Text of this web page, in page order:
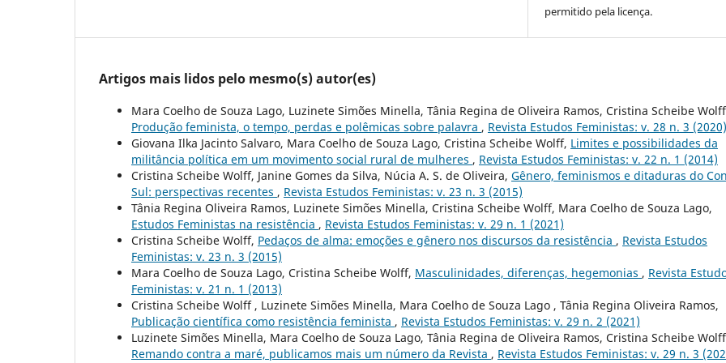
permitido pela licença.
Artigos mais lidos pelo mesmo(s) autor(es)
Mara Coelho de Souza Lago, Luzinete Simões Minella, Tânia Regina de Oliveira Ramos, Cristina Scheibe
Produção feminista, o tempo, perdas e polêmicas sobre palavra , Revista Estudos Feministas: v. 28 n. 3 (2020)
Giovana Ilka Jacinto Salvaro, Mara Coelho de Souza Lago, Cristina Scheibe Wolff, Limites e possibilidades da
militância política em um movimento social rural de mulheres , Revista Estudos Feministas: v. 22 n. 1 (2014)
Cristina Scheibe Wolff, Janine Gomes da Silva, Núcia A. S. de Oliveira, Gênero, feminismos e ditaduras do
Sul: perspectivas recentes , Revista Estudos Feministas: v. 23 n. 3 (2015)
Tânia Regina Oliveira Ramos, Luzinete Simões Minella, Cristina Scheibe Wolff, Mara Coelho de Souza Lago,
Estudos Feministas na resistência , Revista Estudos Feministas: v. 29 n. 1 (2021)
Cristina Scheibe Wolff, Pedaços de alma: emoções e gênero nos discursos da resistência , Revista Estudos
Feministas: v. 23 n. 3 (2015)
Mara Coelho de Souza Lago, Cristina Scheibe Wolff, Masculinidades, diferenças, hegemonias , Revista
Feministas: v. 21 n. 1 (2013)
Cristina Scheibe Wolff , Luzinete Simões Minella, Mara Coelho de Souza Lago , Tânia Regina Oliveira Ramos,
Publicação científica como resistência feminista , Revista Estudos Feministas: v. 29 n. 2 (2021)
Luzinete Simões Minella, Mara Coelho de Souza Lago, Tânia Regina de Oliveira Ramos, Cristina Scheibe
Remando contra a maré, publicamos mais um número da Revista , Revista Estudos Feministas: v. 29 n. 3